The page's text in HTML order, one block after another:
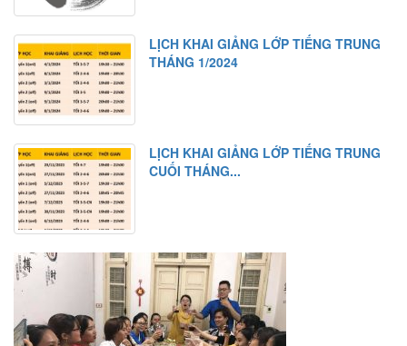
LỊCH KHAI GIẢNG LỚP TIẾNG TRUNG
THÁNG 1/2024
LỊCH KHAI GIẢNG LỚP TIẾNG TRUNG
CUỐI THÁNG...